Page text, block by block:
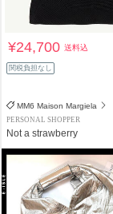
¥24,700送料込
関税負担なし
MM6 Maison Margiela
PERSONAL SHOPPER
Not a strawberry